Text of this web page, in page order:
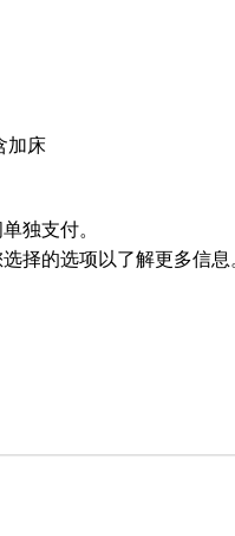
加床
独支付。
择的选项以了解更多信息。